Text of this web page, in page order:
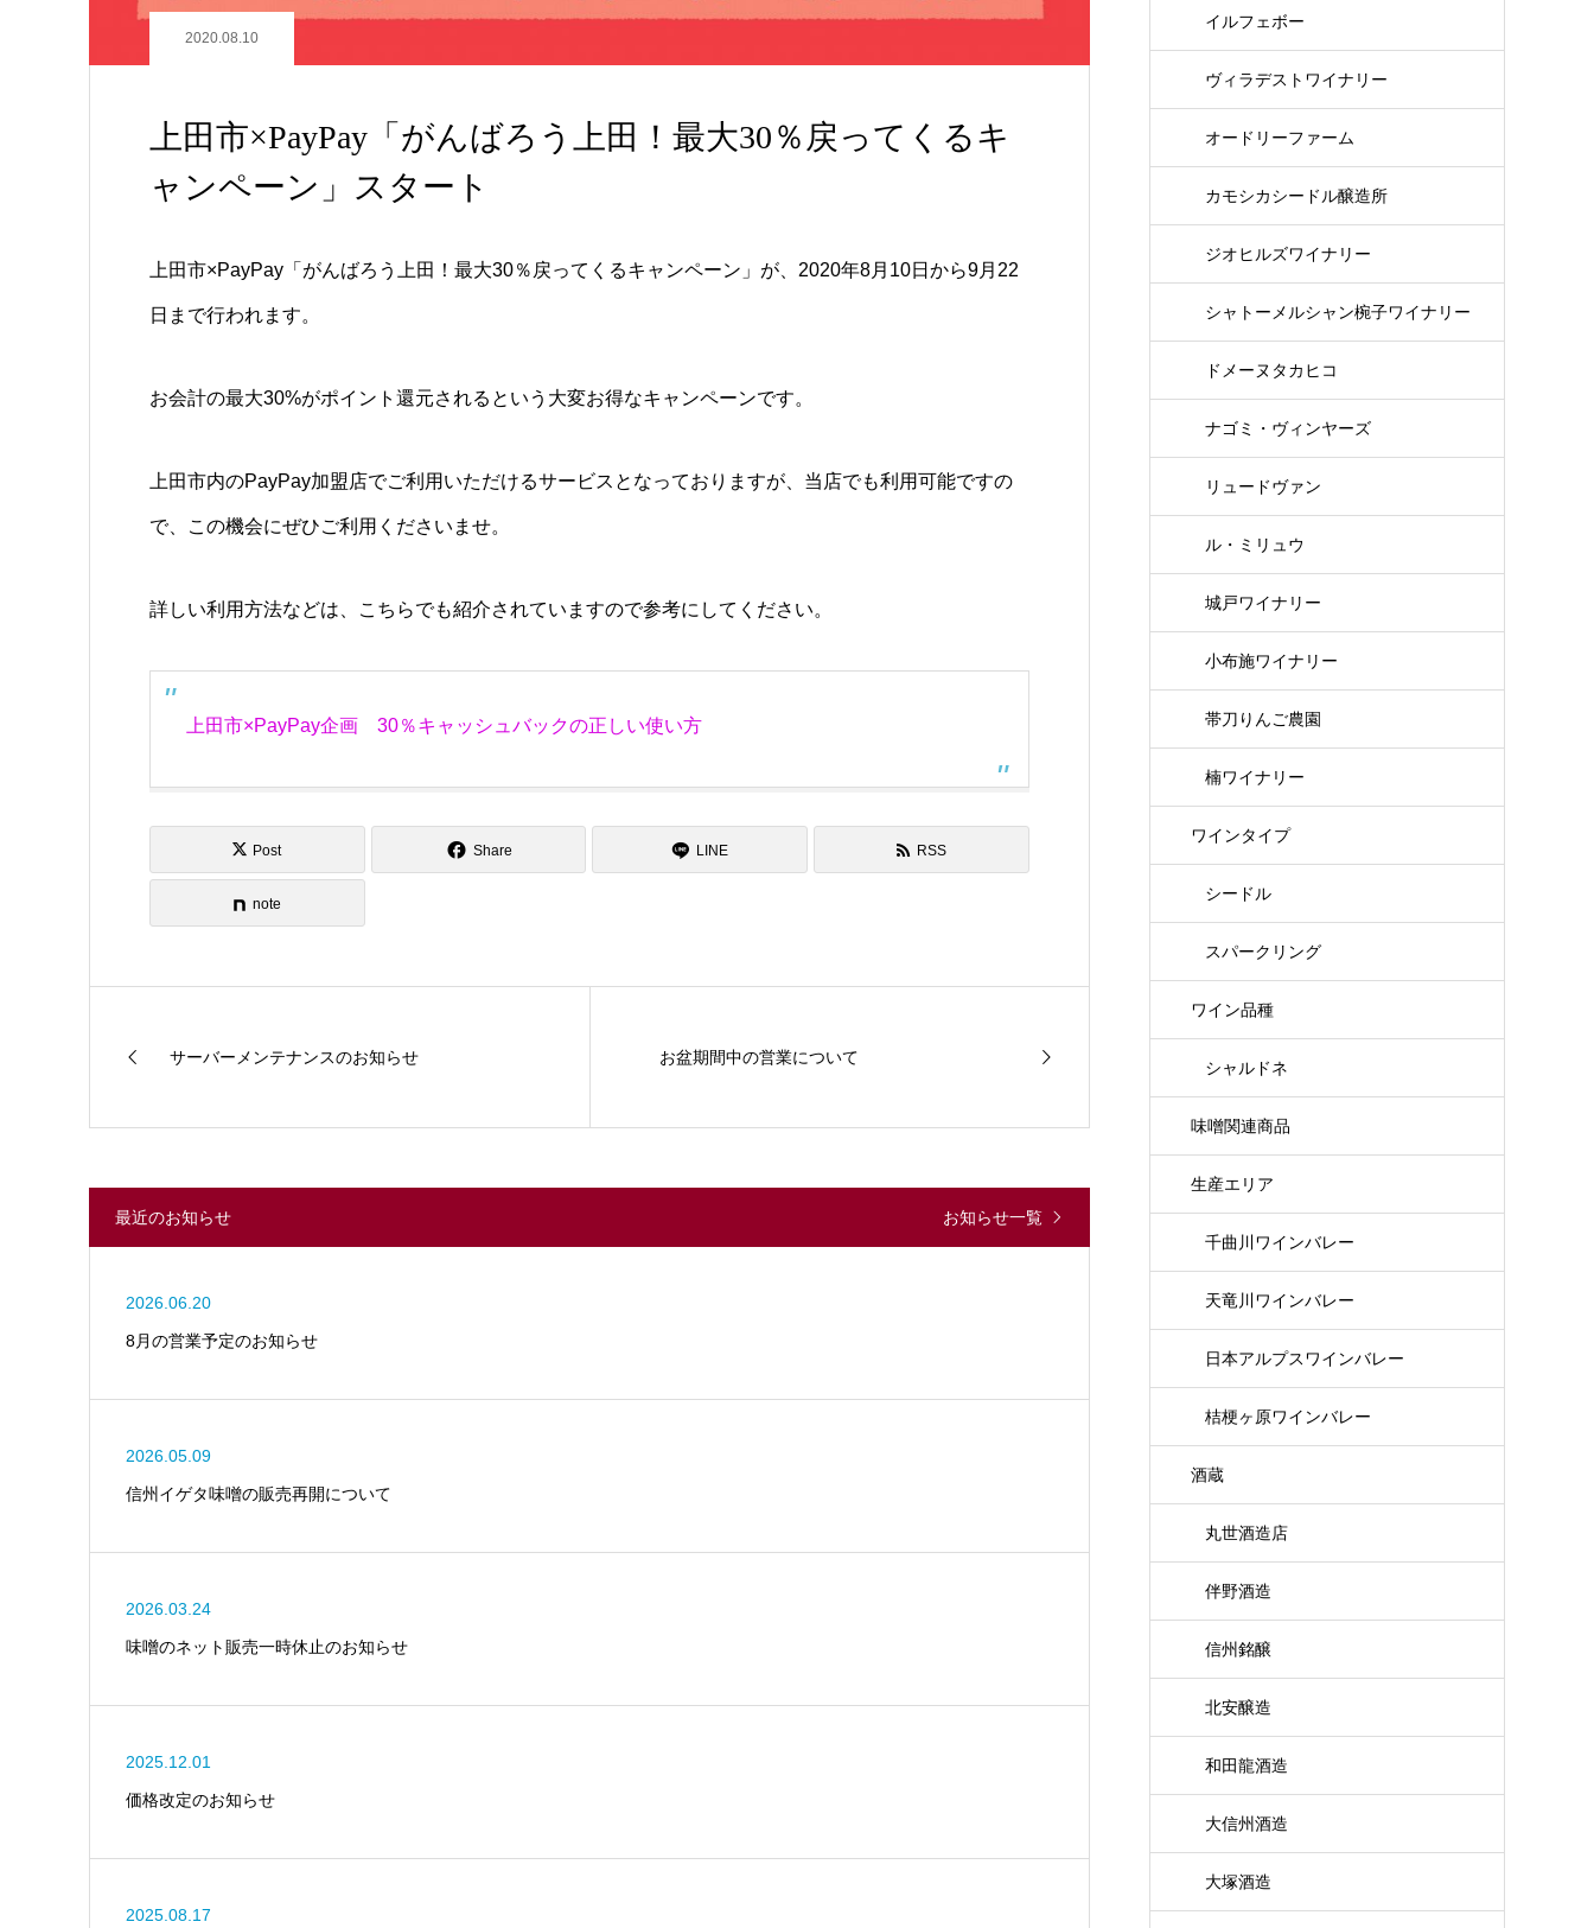
2020.08.10
上田市×PayPay「がんばろう上田！最大30％戻ってくるキ
ャンペーン」スタート
上田市×PayPay「がんばろう上田！最大30％戻ってくるキャンペーン」が、2020年8月10日から9月22
日まで行われます。
お会計の最大30%がポイント還元されるという大変お得なキャンペーンです。
上田市内のPayPay加盟店でご利用いただけるサービスとなっておりますが、当店でも利用可能ですの
で、この機会にぜひご利用くださいませ。
詳しい利用方法などは、こちらでも紹介されていますので参考にしてください。
上田市×PayPay企画 30％キャッシュバックの正しい使い方
Post Share LINE RSS
note
サーバーメンテナンスのお知らせ お盆期間中の営業について
最近のお知らせ お知らせ一覧
2026.06.20
8月の営業予定のお知らせ
2026.05.09
信州イゲタ味噌の販売再開について
2026.03.24
味噌のネット販売一時休止のお知らせ
2025.12.01
価格改定のお知らせ
2025.08.17
イルフェボー
ヴィラデストワイナリー
オードリーファーム
カモシカシードル醸造所
ジオヒルズワイナリー
シャトーメルシャン椀子ワイナリー
ドメーヌタカヒコ
ナゴミ・ヴィンヤーズ
リュードヴァン
ル・ミリュウ
城戸ワイナリー
小布施ワイナリー
帯刀りんご農園
楠ワイナリー
ワインタイプ
シードル
スパークリング
ワイン品種
シャルドネ
味噌関連商品
生産エリア
千曲川ワインバレー
天竜川ワインバレー
日本アルプスワインバレー
桔梗ヶ原ワインバレー
酒蔵
丸世酒造店
伴野酒造
信州銘醸
北安醸造
和田龍酒造
大信州酒造
大塚酒造